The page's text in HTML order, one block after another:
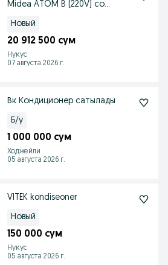
Midea ATOM B (220V) со
Новый
20 912 500 сум
Нукус
07 августа 2026 г.
Вк Кондиционер сатылады
Б/у
1 000 000 сум
Ходжейли
05 августа 2026 г.
VITEK kondiseoner
Новый
150 000 сум
Нукус
05 августа 2026 г.